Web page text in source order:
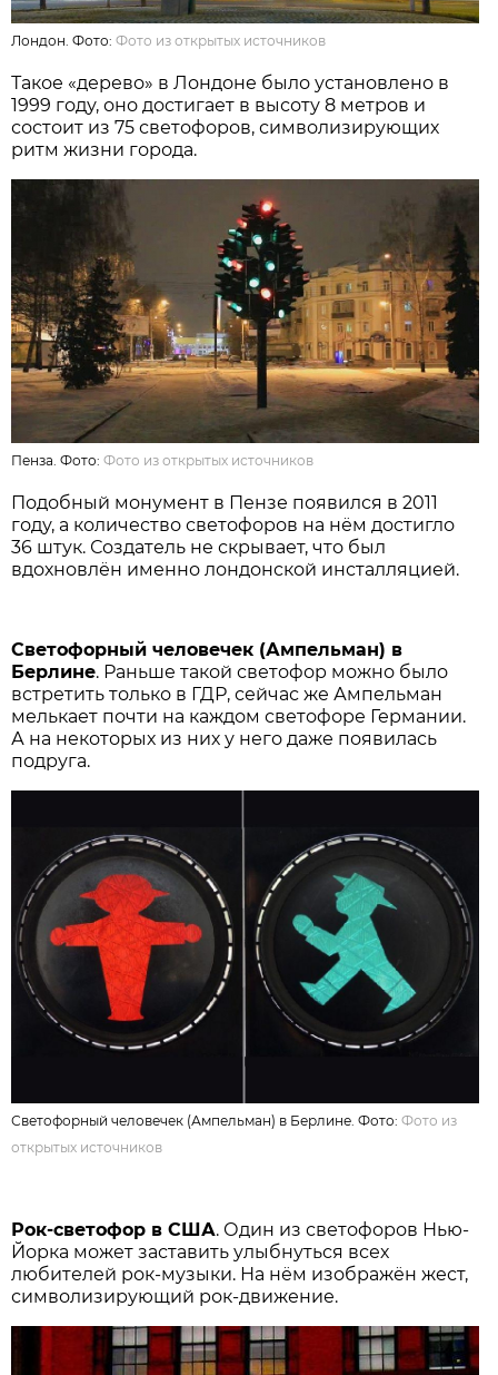
Лондон. Фото:Фото из открытых источников
Такое «дерево» в Лондоне было установлено в
1999 году, оно достигает в высоту 8 метров и
состоит из 75 светофоров, символизирующих
ритм жизни города.
Пенза. Фото:Фото из открытых источников
Подобный монумент в Пензе появился в 2011
году, а количество светофоров на нём достигло
36 штук. Создатель не скрывает, что был
вдохновлён именно лондонской инсталляцией.
Светофорный человечек (Ампельман) в
Берлине. Раньше такой светофор можно было
встретить только в ГДР, сейчас же Ампельман
мелькает почти на каждом светофоре Германии.
А на некоторых из них у него даже появилась
подруга.
Светофорный человечек (Ампельман) в Берлине. Фото:Фото из
открытых источников
Рок-светофор в США. Один из светофоров Нью-
Йорка может заставить улыбнуться всех
любителей рок-музыки. На нём изображён жест,
символизирующий рок-движение.